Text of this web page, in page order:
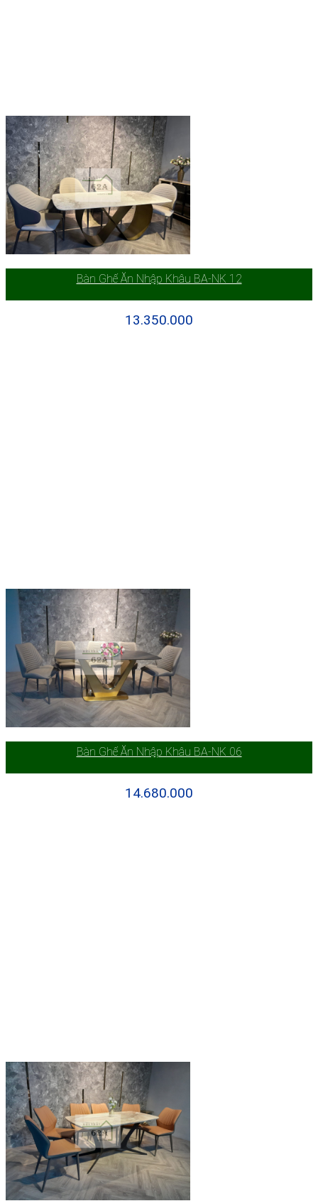
Bàn Ghế Ăn Nhập Khâu BA-NK 12
13.350.000
Bàn Ghế Ăn Nhập Khâu BA-NK 06
14.680.000